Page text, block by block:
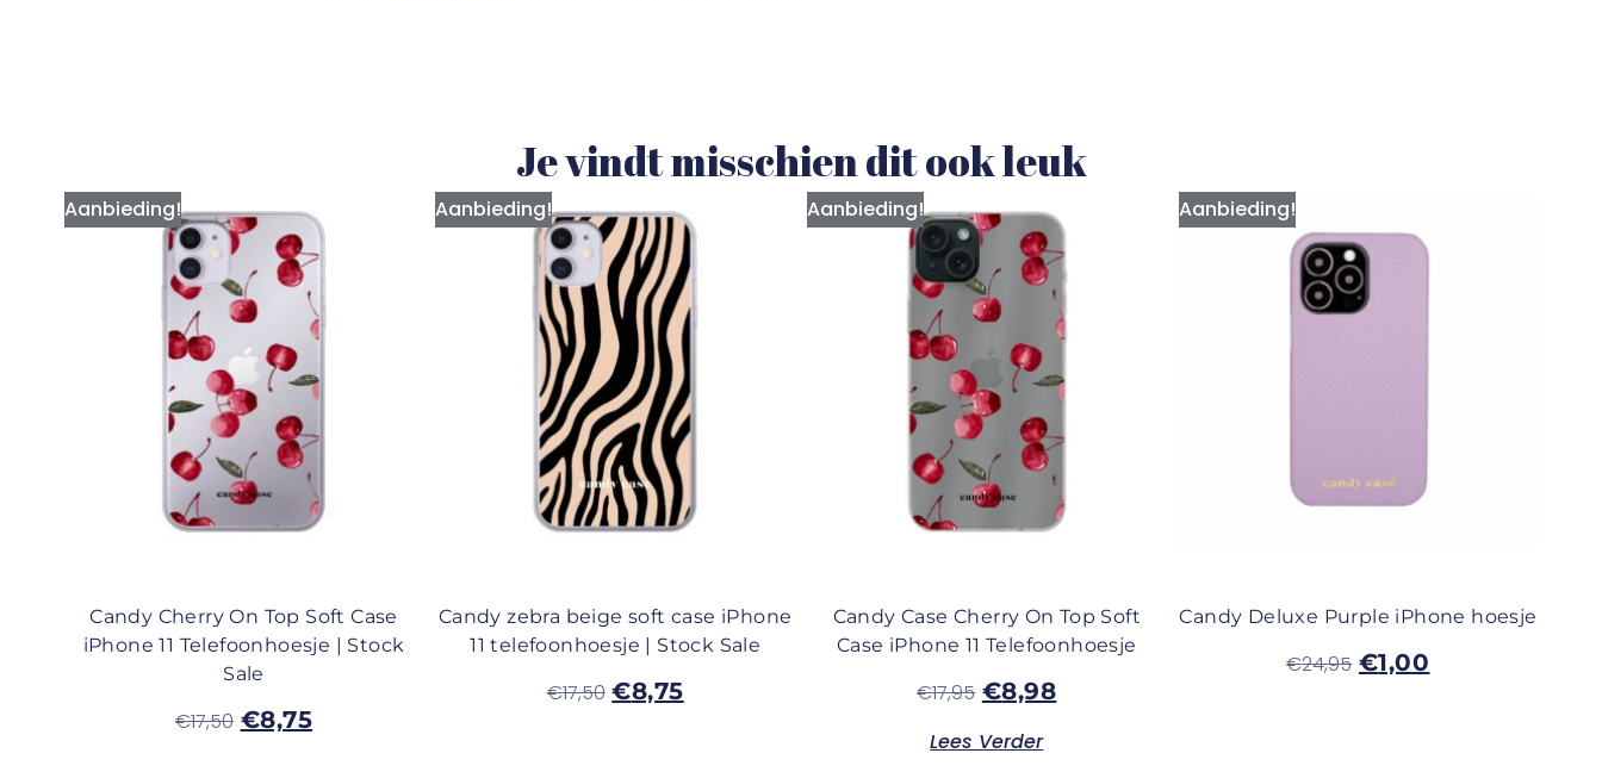
Je vindt misschien dit ook leuk
Aanbieding!
Candy Cherry On Top Soft Case
iPhone 11 Telefoonhoesje | Stock
Sale
€17,50 €8,75
Aanbieding!
Candy zebra beige soft case iPhone
11 telefoonhoesje | Stock Sale
€17,50 €8,75
Aanbieding!
Candy Case Cherry On Top Soft
Case iPhone 11 Telefoonhoesje
€17,95 €8,98
Lees Verder
Aanbieding!
Candy Deluxe Purple iPhone hoesje
€24,95 €1,00